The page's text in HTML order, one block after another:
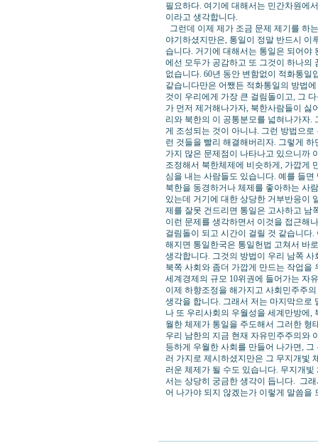
필요하다. 여기에 대해서는 민간차원에
이라고 생각합니다.
그런데 이제 제가 조금 문제 제기를 하
야기하셨지만은, 통일이 정말 반드시 이
습니다. 거기에 대해서는 통일은 되어야
에선 모두가 공감하고 또 그것이 하나의
없습니다. 60년 동안 변함없이 적화통
같습니다만은 어쨌든 적화통일의 방법
것이 우리에게 가장 큰 걸림돌이고, 그
가 먼저 제거해나가자, 북한사람들이 싫
리와 북한의 이 공통분모를 넓혀나가자.
게 조성되는 것이 아니냐. 그런 방법으
런 것들을 빨리 해결해버리자. 그렇게
가지 많은 문제점이 나타나고 있으니까
조정해서 북한체제에 비슷하게, 가깝게
심을 내는 사람들도 있습니다. 예를 들
북한을 동경하거나 체제를 좋아하는 사
있는데 거기에 대한 상당한 거부반응이
제를 잘못 건드리면 통일은 고사하고 남
이런 문제를 생각하면서 이것을 접근해
걸림돌이 되고 시간이 걸릴 것 같습니다
해지면 통일한국은 통일헌법 고쳐서 바
생각합니다. 그것의 방법이 우리 남쪽
북쪽 사회와 좀더 가깝게 만드는 작업을
세계경제의 규모 10위권에 들어가는 자
이제 하향조정을 해가지고 사회민주주
생각을 합니다. 그래서 저는 마지막으로
나 또 우리사회의 우월성을 세계만방에,
월한 체제가 통일을 주도해서 그러한 형
우리 남한의 지금 현재 자유민주주의와
등하게 우월한 사회를 만들어 나가면,
러 가지로 제시하셨지만은 그 무지개빛
러운 체제가 될 수도 있습니다. 무지개
서는 상당히 궁금한 생각이 듭니다. 그
어 나가야 되지 않겠는가 이렇게 말씀을